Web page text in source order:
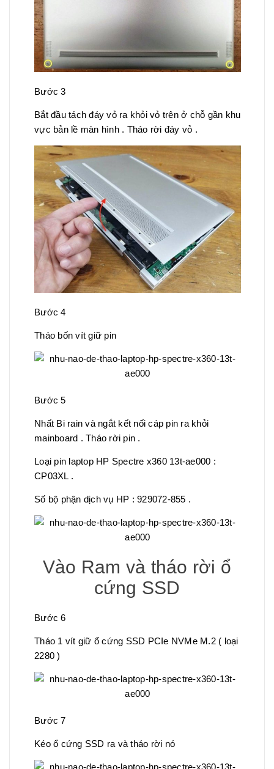
Bước 3
Bắt đầu tách đáy vỏ ra khỏi vỏ trên ở chỗ gần khu
vực bản lề màn hình . Tháo rời đáy vỏ .
Bước 4
Tháo bốn vít giữ pin
Bước 5
Nhất Bi rain và ngắt kết nối cáp pin ra khỏi
mainboard . Tháo rời pin .
Loại pin laptop HP Spectre x360 13t-ae000 :
CP03XL .
Số bộ phận dịch vụ HP : 929072-855 .
Vào Ram và tháo rời ổ
cứng SSD
Bước 6
Tháo 1 vít giữ ổ cứng SSD PCIe NVMe M.2 ( loại
2280 )
Bước 7
Kéo ổ cứng SSD ra và tháo rời nó